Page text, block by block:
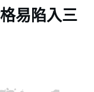
易陷入三